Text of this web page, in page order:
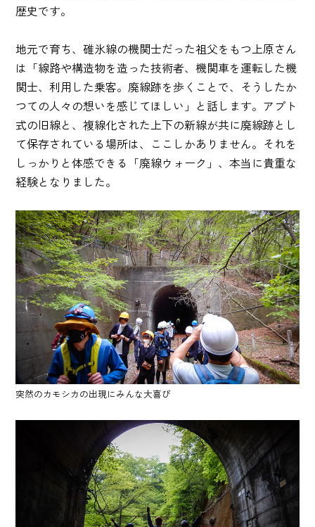
歴史です。
地元で育ち、碓氷線の機関士だった祖父をもつ上原さん
は「線路や構造物を造った技術者、機関車を運転した機
関士、利用した乗客。廃線跡を歩くことで、そうしたか
つての人々の想いを感じてほしい」と話します。アプト
式の旧線と、複線化された上下の新線が共に廃線跡とし
て保存されている場所は、ここしかありません。それを
しっかりと体感できる「廃線ウォーク」、本当に貴重な
経験となりました。
突然のカモシカの出現にみんな大喜び